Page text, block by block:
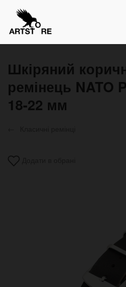
Шкіряний
ремінець NATO
18-22 мм